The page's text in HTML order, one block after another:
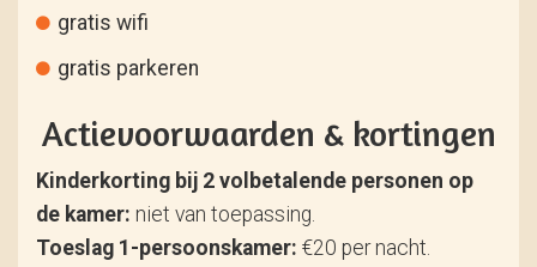
gratis wifi
gratis parkeren
Actievoorwaarden & kortingen
Kinderkorting bij 2 volbetalende personen op
de kamer: niet van toepassing.
Toeslag 1-persoonskamer: €20 per nacht.